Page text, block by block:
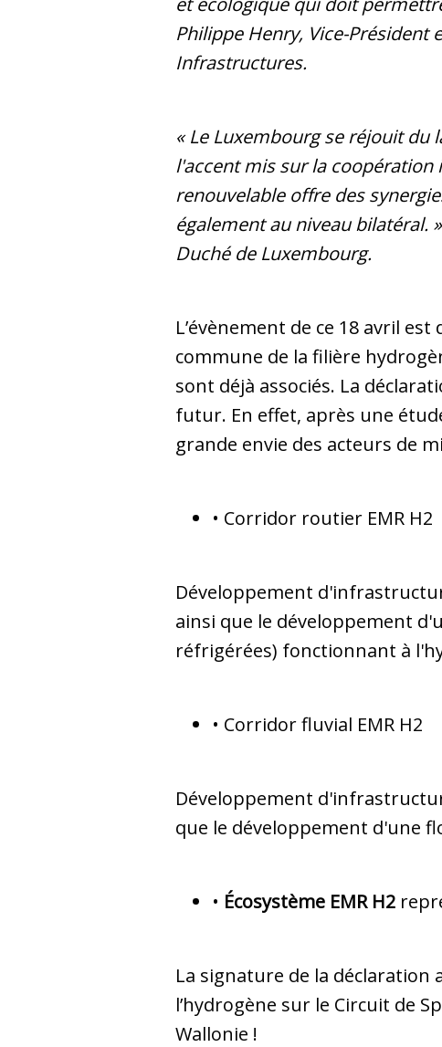
Philippe Henry, Vice-Président
Infrastructures.
« Le Luxembourg se réjouit
l'accent mis sur la coopération
renouvelable offre des
également au niveau bilatéral.
Duché de Luxembourg.
L’évènement de ce 18 avril
commune de la filière
sont déjà associés. La
futur. En effet, après une
grande envie des acteurs de
• Corridor routier EMR H2
Développement
ainsi que le développement
réfrigérées) fonctionnant à
• Corridor fluvial EMR H2
Développement
que le développement d'une
• Écosystème EMR H2
La signature de la déclaration
l’hydrogène sur le Circuit de
Wallonie !